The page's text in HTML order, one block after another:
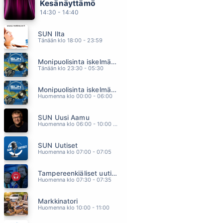
AURINKO VOITTAA
MORNING SUN
VIIMEISET HÄÄT
LENSIN MATALALLA 2
ONKO VIELÄ AIKAA
Kesänäyttämö
14:30 - 14:40
SUN Ilta
Tänään klo 18:00 - 23:59
Monipuolisinta iskelmää ja parasta poppia
Tänään klo 23:30 - 05:30
Monipuolisinta iskelmää ja parasta poppia
Huomenna klo 00:00 - 06:00
SUN Uusi Aamu
Huomenna klo 06:00 - 10:00 - Studiossa: Kimmo Hoivassilta
SUN Uutiset
Huomenna klo 07:00 - 07:05
Tampereenkiäliset uutiset
Huomenna klo 07:30 - 07:35
Markkinatori
Huomenna klo 10:00 - 11:00